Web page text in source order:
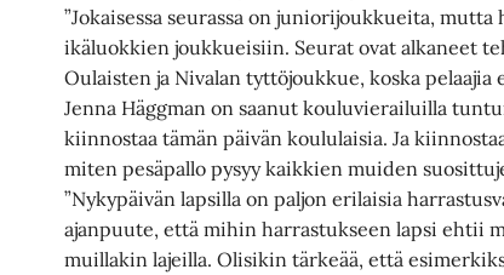
”Jokaisessa seurassa on juniorijoukkueita,
ikäluokkien joukkueisiin. Seurat ovat alkaneet
Oulaisten ja Nivalan tyttöjoukkue, koska pelaajia
Jenna Häggman on saanut kouluvierailuilla
kiinnostaa tämän päivän koululaisia. Ja
miten pesäpallo pysyy kaikkien muiden
”Nykypäivän lapsilla on paljon erilaisia
ajanpuute, että mihin harrastukseen lapsi ehtii
muillakin lajeilla. Olisikin tärkeää, että